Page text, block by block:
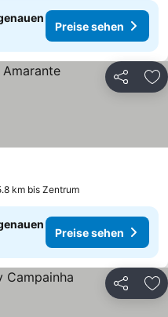
Preise sehen
Teilen
km bis Zentrum
Preise sehen
Teilen